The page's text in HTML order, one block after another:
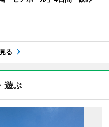
る
遊ぶ